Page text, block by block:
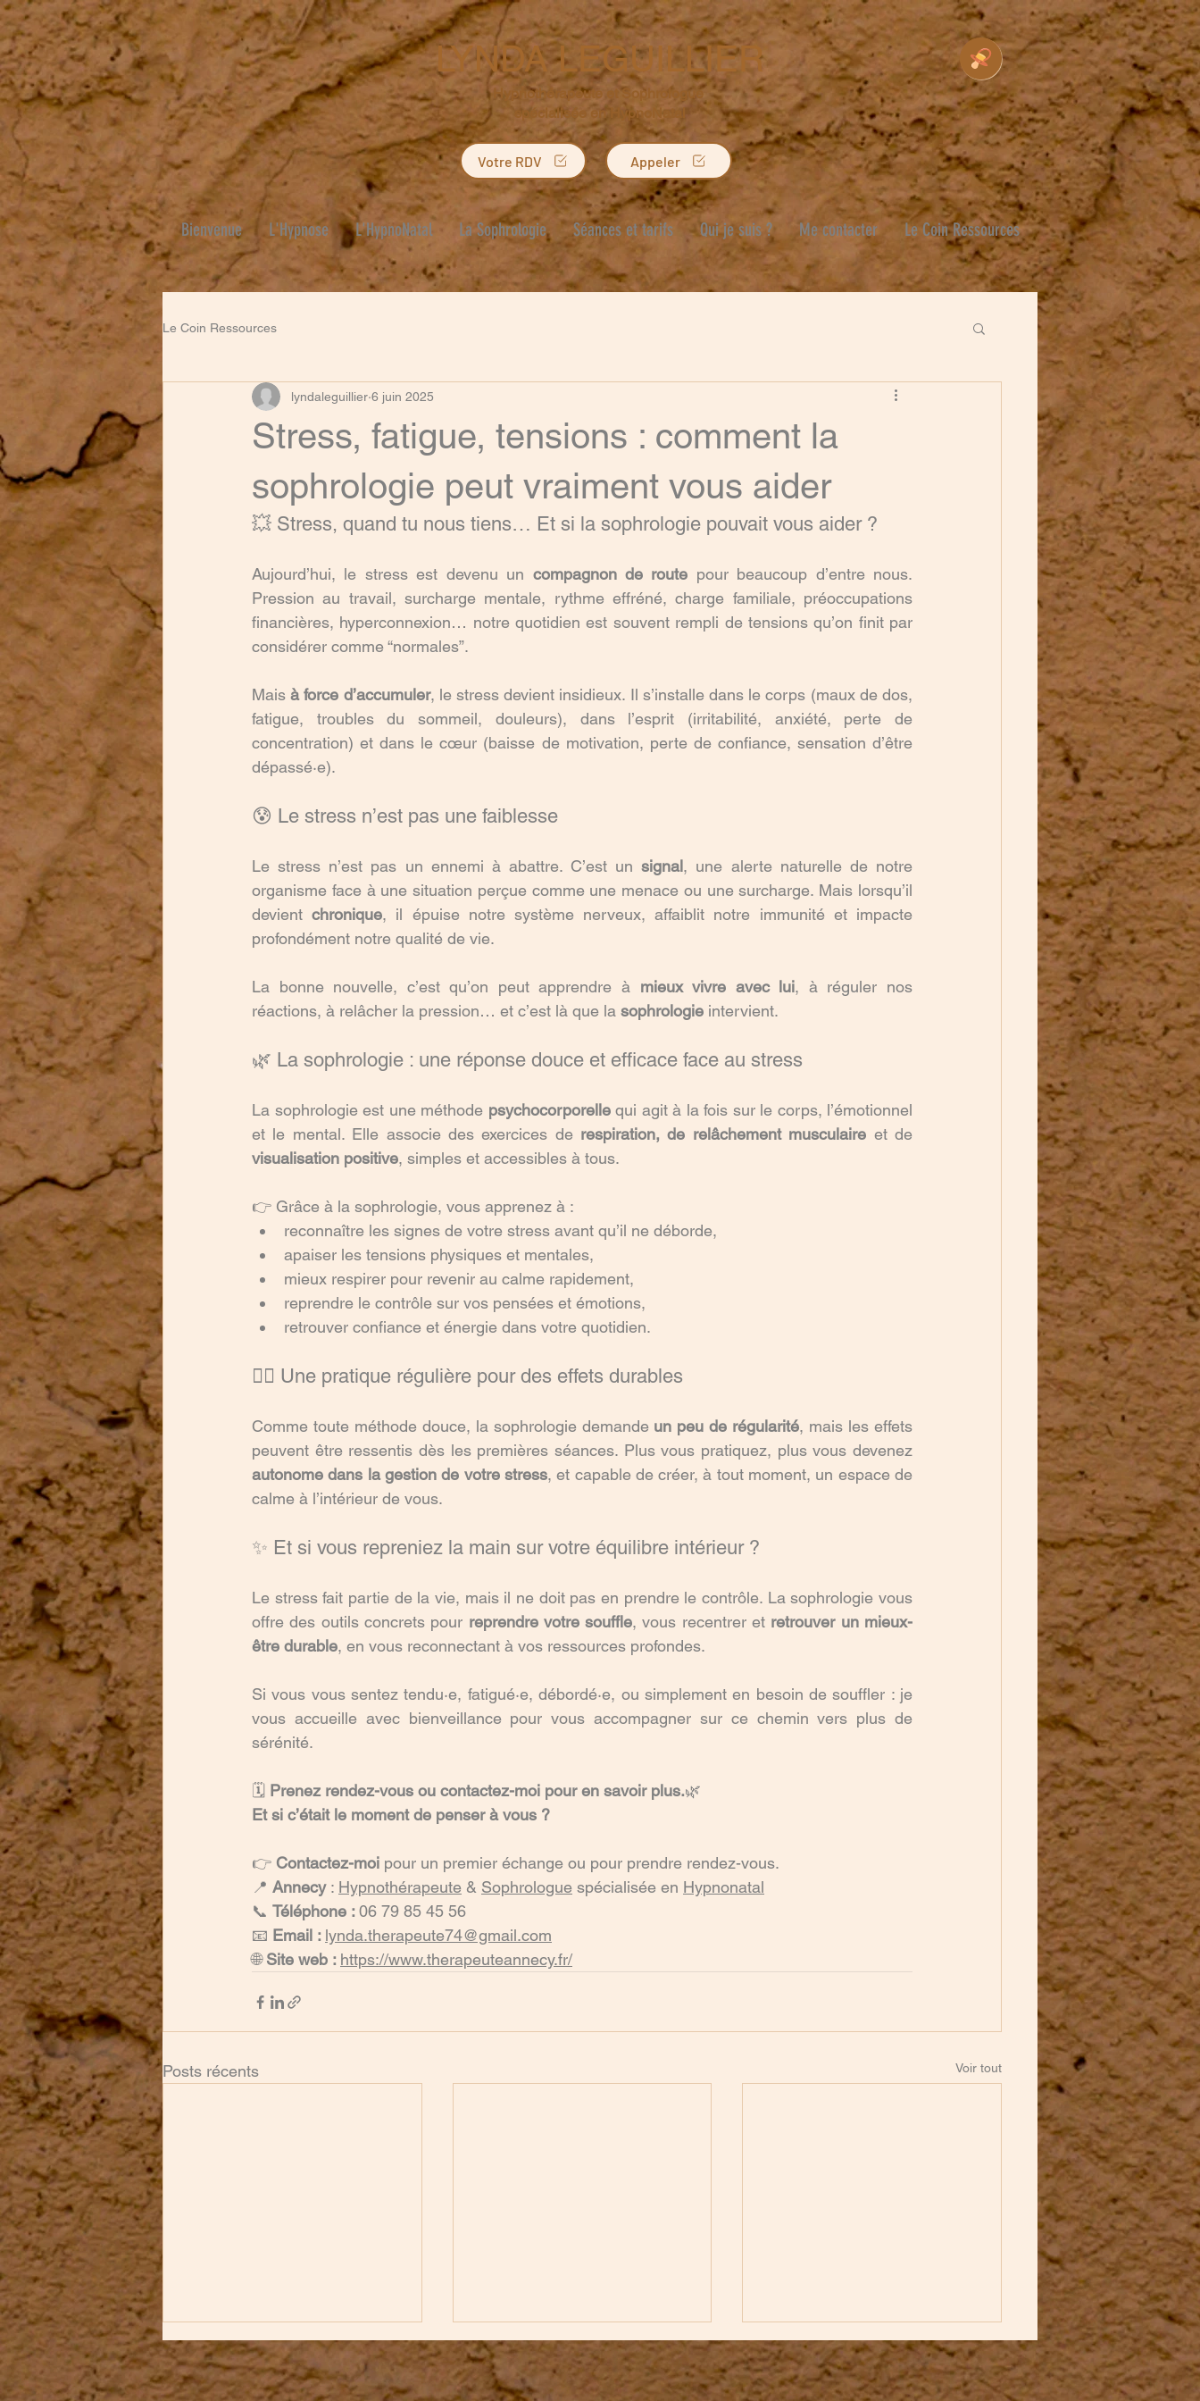
LYNDA LEGUILLIER
Hypnothérapeute et Sophrologue
spécialisée en HypnoNatal
Votre RDV Appeler
Bienvenue L'Hypnose L'HypnoNatal La Sophrologie Séances et tarifs Qui je suis ? Me contacter Le Coin Ressources
Le Coin Ressources
Stress, fatigue, tensions : comment la
sophrologie peut vraiment vous aider
lyndaleguillier 6 juin 2025
💥 Stress, quand tu nous tiens… Et si la sophrologie pouvait vous aider ?
Aujourd’hui, le stress est devenu un compagnon de route pour beaucoup d’entre nous.
Pression au travail, surcharge mentale, rythme effréné, charge familiale, préoccupations
financières, hyperconnexion… notre quotidien est souvent rempli de tensions qu’on finit par
considérer comme “normales”.
Mais à force d’accumuler, le stress devient insidieux. Il s’installe dans le corps (maux de dos,
fatigue, troubles du sommeil, douleurs), dans l’esprit (irritabilité, anxiété, perte de
concentration) et dans le cœur (baisse de motivation, perte de confiance, sensation d’être
dépassé·e).
😰 Le stress n’est pas une faiblesse
Le stress n’est pas un ennemi à abattre. C’est un signal, une alerte naturelle de notre
organisme face à une situation perçue comme une menace ou une surcharge. Mais lorsqu’il
devient chronique, il épuise notre système nerveux, affaiblit notre immunité et impacte
profondément notre qualité de vie.
La bonne nouvelle, c’est qu’on peut apprendre à mieux vivre avec lui, à réguler nos
réactions, à relâcher la pression… et c’est là que la sophrologie intervient.
🌿 La sophrologie : une réponse douce et efficace face au stress
La sophrologie est une méthode psychocorporelle qui agit à la fois sur le corps, l’émotionnel
et le mental. Elle associe des exercices de respiration, de relâchement musculaire
visualisation positive, simples et accessibles à tous.
👉 Grâce à la sophrologie, vous apprenez à :
reconnaître les signes de votre stress avant qu’il ne déborde,
apaiser les tensions physiques et mentales,
mieux respirer pour revenir au calme rapidement,
reprendre le contrôle sur vos pensées et émotions,
retrouver confiance et énergie dans votre quotidien.
🧘‍♀️ Une pratique régulière pour des effets durables
Comme toute méthode douce, la sophrologie demande un peu de régularité, mais les effets
autonome dans la gestion de votre stress, et capable de créer, à tout moment, un espace de
calme à l’intérieur de vous.
✨ Et si vous repreniez la main sur votre équilibre intérieur ?
Le stress fait partie de la vie, mais il ne doit pas en prendre le contrôle. La sophrologie vous
offre des outils concrets pour reprendre votre souffle, vous recentrer et retrouver un mieux-
être durable, en vous reconnectant à vos ressources profondes.
Si vous vous sentez tendu·e, fatigué·e, débordé·e, ou simplement en besoin de souffler : je
vous accueille avec bienveillance pour vous accompagner sur ce chemin vers plus de
sérénité.
🗓️ Prenez rendez-vous ou contactez-moi pour en savoir plus.🌿
Et si c’était le moment de penser à vous ?
👉 Contactez-moi pour un premier échange ou pour prendre rendez-vous.
📍 Annecy : Hypnothérapeute & Sophrologue spécialisée en Hypnonatal
📞 Téléphone : 06 79 85 45 56
📧 Email : lynda.therapeute74@gmail.com
🌐 Site web : https://www.therapeuteannecy.fr/
Posts récents Voir tout